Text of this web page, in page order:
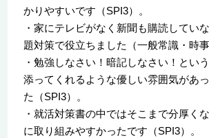
かりやすいです（SPI3）。
・家にテレビがなく新聞も購読してい
題対策で役立ちました（一般常識・時事
・勉強しなさい！暗記しなさい！とい
添ってくれるような優しい雰囲気があ
た（SPI3）。
・就活対策書の中ではそこまで分厚く
に取り組みやすかったです（SPI3）。